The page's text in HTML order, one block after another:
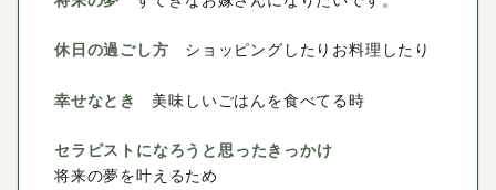
休日の過ごし方 ショッピングしたりお料理したり
幸せなとき 美味しいごはんを食べてる時
セラピストになろうと思ったきっかけ
将来の夢を叶えるため